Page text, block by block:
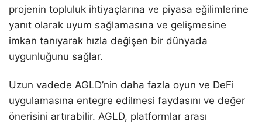
projenin topluluk ihtiyaçlarına ve piyasa eğilimlerine
yanıt olarak uyum sağlamasına ve gelişmesine
imkan tanıyarak hızla değişen bir dünyada
uygunluğunu sağlar.
Uzun vadede AGLD’nin daha fazla oyun ve DeFi
uygulamasına entegre edilmesi faydasını ve değer
önerisini artırabilir. AGLD, platformlar arası